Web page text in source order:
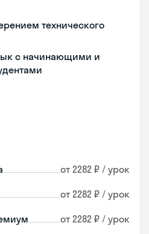
технического
с начинающими и
от 2282 ₽ / урок
от 2282 ₽ / урок
от 2282 ₽ / урок